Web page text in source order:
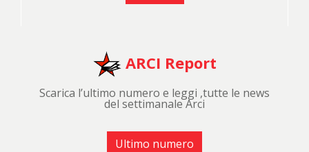
ARCI Report
Scarica l’ultimo numero e leggi ,tutte le news
del settimanale Arci
Ultimo numero